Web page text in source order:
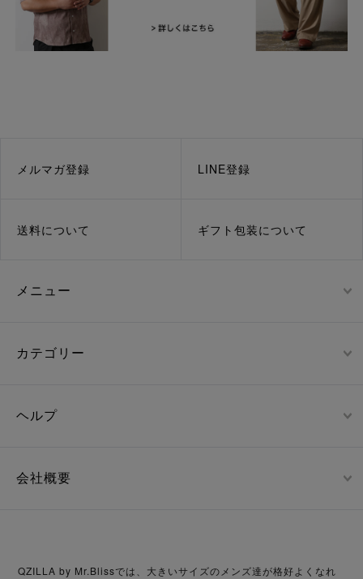
メルマガ登録 LINE登録
送料について ギフト包装について
メニュー
カテゴリー
ヘルプ
会社概要
QZILLA by Mr.Blissでは、大きいサイズのメンズ達が格好よくなれ